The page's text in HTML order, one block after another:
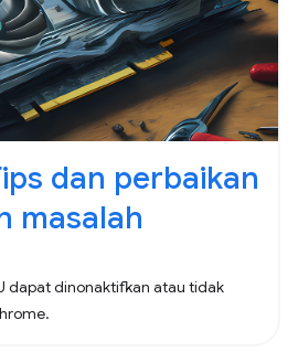
dan perbaikan
masalah
dapat dinonaktifkan atau tidak